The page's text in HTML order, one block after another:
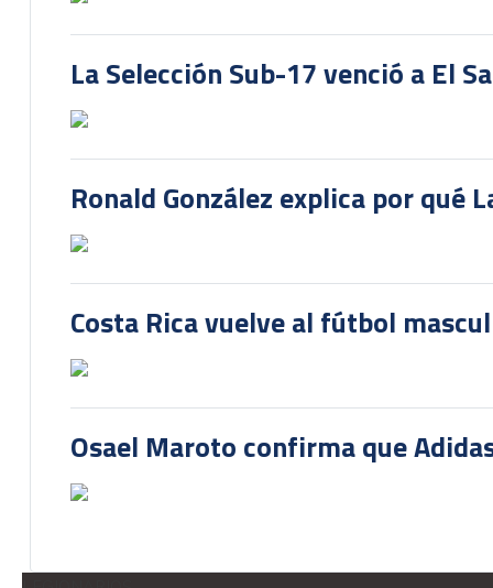
La Selección Sub-17 venció a El
Ronald González explica por qué
Costa Rica vuelve al fútbol
Osael Maroto confirma que